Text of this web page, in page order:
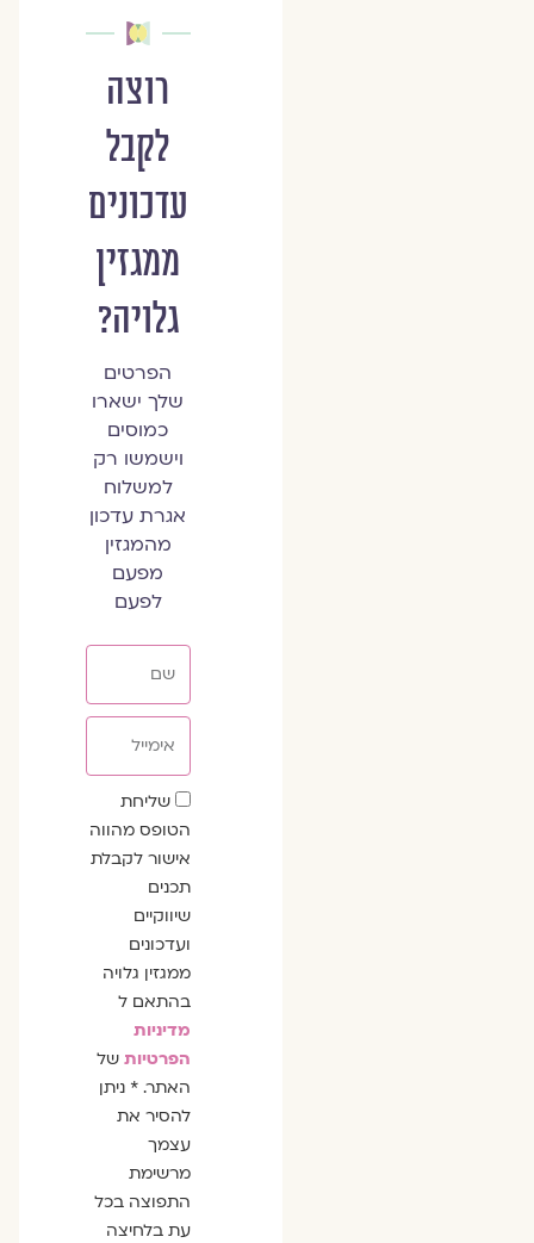
רוצה
לקבל
עדכונים
ממגזין
גלויה?
הפרטים
שלך ישארו
כמוסים
וישמשו רק
למשלוח
אגרת עדכון
מהמגזין
מפעם
לפעם
שדה
הסכמה
שליחת
הטופס מהווה
אישור לקבלת
תכנים
שיווקיים
ועדכונים
ממגזין גלויה
בהתאם ל
מדיניות
הפרטיותשל
האתר. * ניתן
להסיר את
עצמך
מרשימת
התפוצה בכל
עת בלחיצה